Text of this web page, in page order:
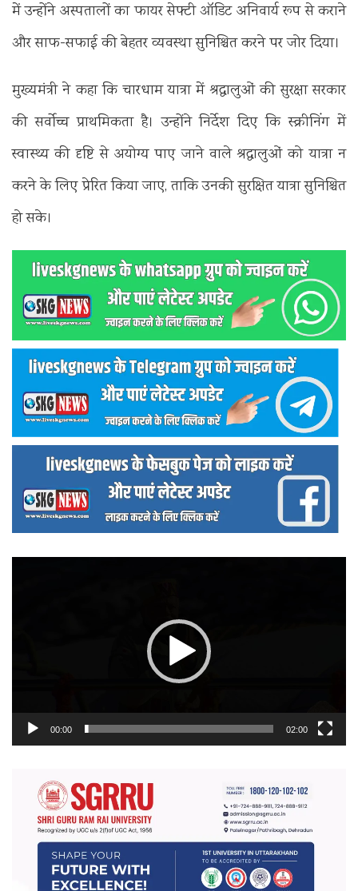
में उन्होंने अस्पतालों का फायर सेफ्टी ऑडिट अनिवार्य रूप से कराने
और साफ-सफाई की बेहतर व्यवस्था सुनिश्चित करने पर जोर दिया।
मुख्यमंत्री ने कहा कि चारधाम यात्रा में श्रद्धालुओं की सुरक्षा सरकार
की सर्वोच्च प्राथमिकता है। उन्होंने निर्देश दिए कि स्क्रीनिंग में
स्वास्थ्य की दृष्टि से अयोग्य पाए जाने वाले श्रद्धालुओं को यात्रा न
करने के लिए प्रेरित किया जाए, ताकि उनकी सुरक्षित यात्रा सुनिश्चित
हो सके।
00:00 02:00